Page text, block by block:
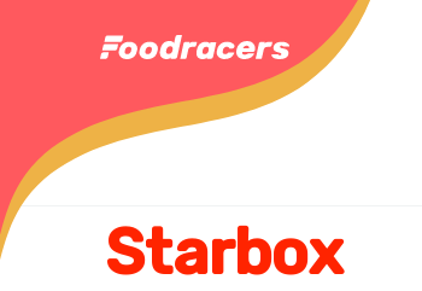
Starbox